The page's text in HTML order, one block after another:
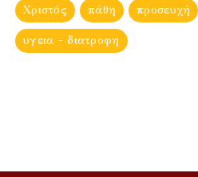
Χριστός πάθη προσευχή
υγεια - διατροφη